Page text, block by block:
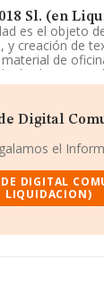
Sl. (en
es el objeto
y creación de
de
de
inscrita en el
no tiene
S.L. (en
De Los
María, en
alcanza
Digital
el
DIGITAL
LIQUIDACION)